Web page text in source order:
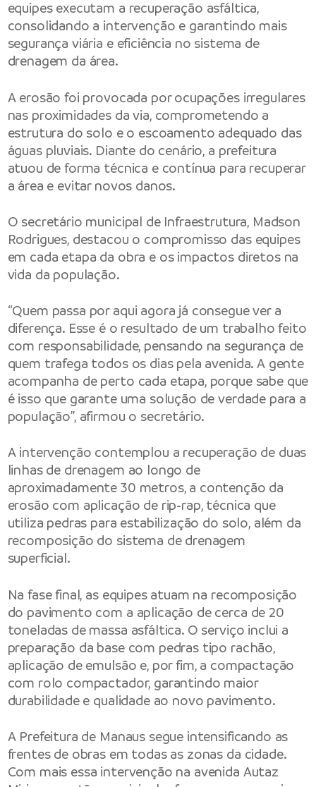
equipes executam a recuperação asfáltica,
consolidando a intervenção e garantindo mais
segurança viária e eficiência no sistema de
drenagem da área.
A erosão foi provocada por ocupações irregulares
nas proximidades da via, comprometendo a
estrutura do solo e o escoamento adequado das
águas pluviais. Diante do cenário, a prefeitura
atuou de forma técnica e contínua para recuperar
a área e evitar novos danos.
O secretário municipal de Infraestrutura, Madson
Rodrigues, destacou o compromisso das equipes
em cada etapa da obra e os impactos diretos na
vida da população.
“Quem passa por aqui agora já consegue ver a
diferença. Esse é o resultado de um trabalho feito
com responsabilidade, pensando na segurança de
quem trafega todos os dias pela avenida. A gente
acompanha de perto cada etapa, porque sabe que
é isso que garante uma solução de verdade para a
população”, afirmou o secretário.
A intervenção contemplou a recuperação de duas
linhas de drenagem ao longo de
aproximadamente 30 metros, a contenção da
erosão com aplicação de rip-rap, técnica que
utiliza pedras para estabilização do solo, além da
recomposição do sistema de drenagem
superficial.
Na fase final, as equipes atuam na recomposição
do pavimento com a aplicação de cerca de 20
toneladas de massa asfáltica. O serviço inclui a
preparação da base com pedras tipo rachão,
aplicação de emulsão e, por fim, a compactação
com rolo compactador, garantindo maior
durabilidade e qualidade ao novo pavimento.
A Prefeitura de Manaus segue intensificando as
frentes de obras em todas as zonas da cidade.
Com mais essa intervenção na avenida Autaz